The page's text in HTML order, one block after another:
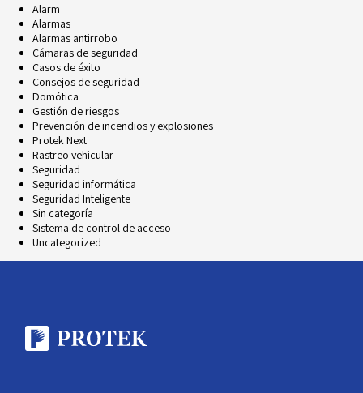
Alarm
Alarmas
Alarmas antirrobo
Cámaras de seguridad
Casos de éxito
Consejos de seguridad
Domótica
Gestión de riesgos
Prevención de incendios y explosiones
Protek Next
Rastreo vehicular
Seguridad
Seguridad informática
Seguridad Inteligente
Sin categoría
Sistema de control de acceso
Uncategorized